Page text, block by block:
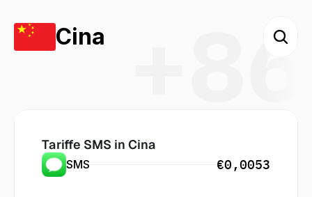
+86
Cina
Tariffe SMS in Cina
SMS €0,0053